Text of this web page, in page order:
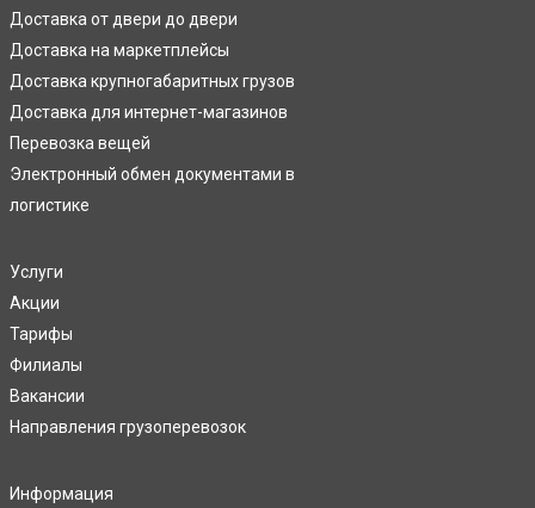
Доставка от двери до двери
Доставка на маркетплейсы
Доставка крупногабаритных грузов
Доставка для интернет-магазинов
Перевозка вещей
Электронный обмен документами в
логистике
Услуги
Акции
Тарифы
Филиалы
Вакансии
Направления грузоперевозок
Информация